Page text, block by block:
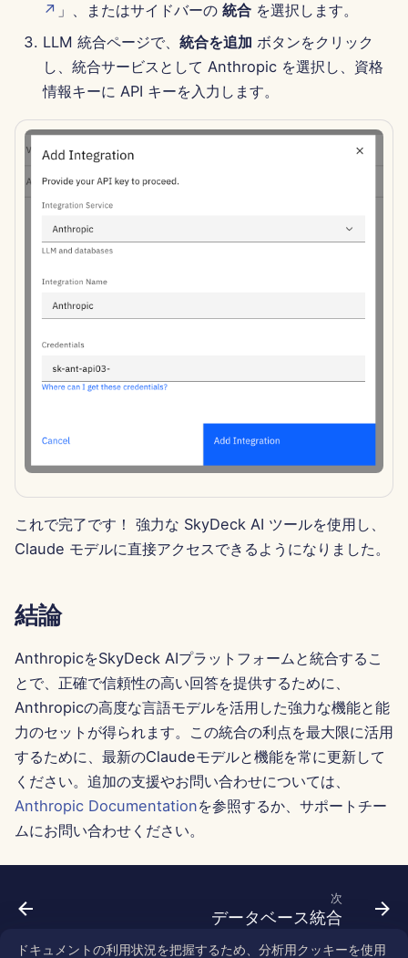
2025年5月2日
2025年4月25日
2025年4月11日
2025年3月28日
2025年3月21日
2025年3月7日
2025年2月21日
2025年2月7日
2025年1月17日
2025年1月10日
2025年1月3日
2024年12月27日
2024年12月20日
2024年12月13日
2024年12月6日
↗ 」、またはサイドバーの 統合を選択します。
LLM 統合ページで、 統合を追加 ボタンをクリック
し、統合サービスとして Anthropic を選択し、資格
情報キーに API キーを入力します。
これで完了です！ 強力な SkyDeck AI ツールを使用し、
Claude モデルに直接アクセスできるようになりました。
結論
AnthropicをSkyDeck AIプラットフォームと統合するこ
とで、正確で信頼性の高い回答を提供するために、
Anthropicの高度な言語モデルを活用した強力な機能と能
力のセットが得られます。この統合の利点を最大限に活用
するために、最新のClaudeモデルと機能を常に更新して
ください。追加の支援やお問い合わせについては、
Anthropic Documentationを参照するか、サポートチー
ムにお問い合わせください。
次
データベース統合
ドキュメントの利用状況を把握するため、分析用クッキーを使用